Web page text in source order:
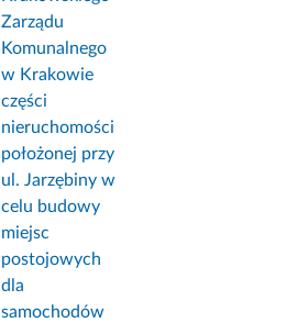
Zarządu
Komunalnego
w Krakowie
części
nieruchomości
położonej przy
ul. Jarzębiny w
celu budowy
miejsc
postojowych
dla
samochodów